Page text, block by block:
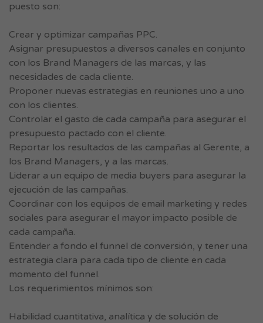
puesto son:
Crear y optimizar campañas PPC.
Asignar presupuestos a diversos canales en conjunto
con los Brand Managers de las marcas, y las
necesidades de cada cliente.
Proponer nuevas estrategias en reuniones uno a uno
con los clientes.
Controlar el gasto de cada campaña para asegurar el
presupuesto pactado con el cliente.
Reportar los resultados de las campañas al Gerente, a
los Brand Managers, y a las marcas.
Liderar a un equipo de media buyers para asegurar la
ejecución de las campañas.
Coordinar con los equipos de email marketing y redes
sociales para asegurar el mayor impacto posible de
cada campaña.
Entender a fondo el funnel de conversión, y tener una
estrategia clara para cada tipo de cliente en cada
momento del funnel.
Los requerimientos mínimos son:
Habilidad cuantitativa, analítica y de solución de